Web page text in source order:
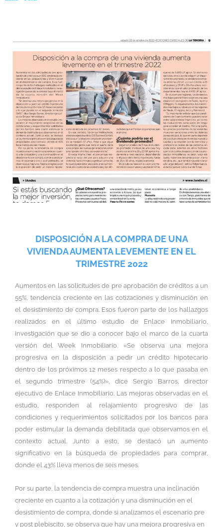
DISPOSICIÓN A LA COMPRA DE UNA
VIVIENDA AUMENTA LEVEMENTE EN EL
TRIMESTRE 2022
Aumentos en las solicitudes de pre aprobación de créditos a un
55%, tendencia creciente en las cotizaciones y disminución en
el desistimiento de compra. Esos fueron parte de los hallazgos
realizados en el último estudio de Enlace Inmobiliario,
investigación que se dio a conocer bajo el marco de la cuarta
versión del Week Inmobiliario. «Se observa una mejora
progresiva en la disposición a pedir un crédito hipotecario
dentro de los próximos 12 meses respecto a lo que pasaba en
el segundo trimestre (54%)», dice Sergio Barros, director
ejecutivo de Enlace Inmobiliario. Las mejoras observadas en el
estudio, responden al relajamiento progresivo de las
condiciones y requerimientos solicitados por los bancos para
poder estimular la demanda debilitada que observamos en el
contexto actual. Junto a esto, se destacó un aumento
significativo en la búsqueda de propiedades para comprar,
donde el 43% lleva menos de seis meses.
Por su parte, la tendencia de compra muestra una inclinación
creciente en cuanto a la cotización y una disminución en el
desistimiento de compra, donde si analizamos el escenario pre
y post plebiscito, se observa que hay una mejora progresiva en